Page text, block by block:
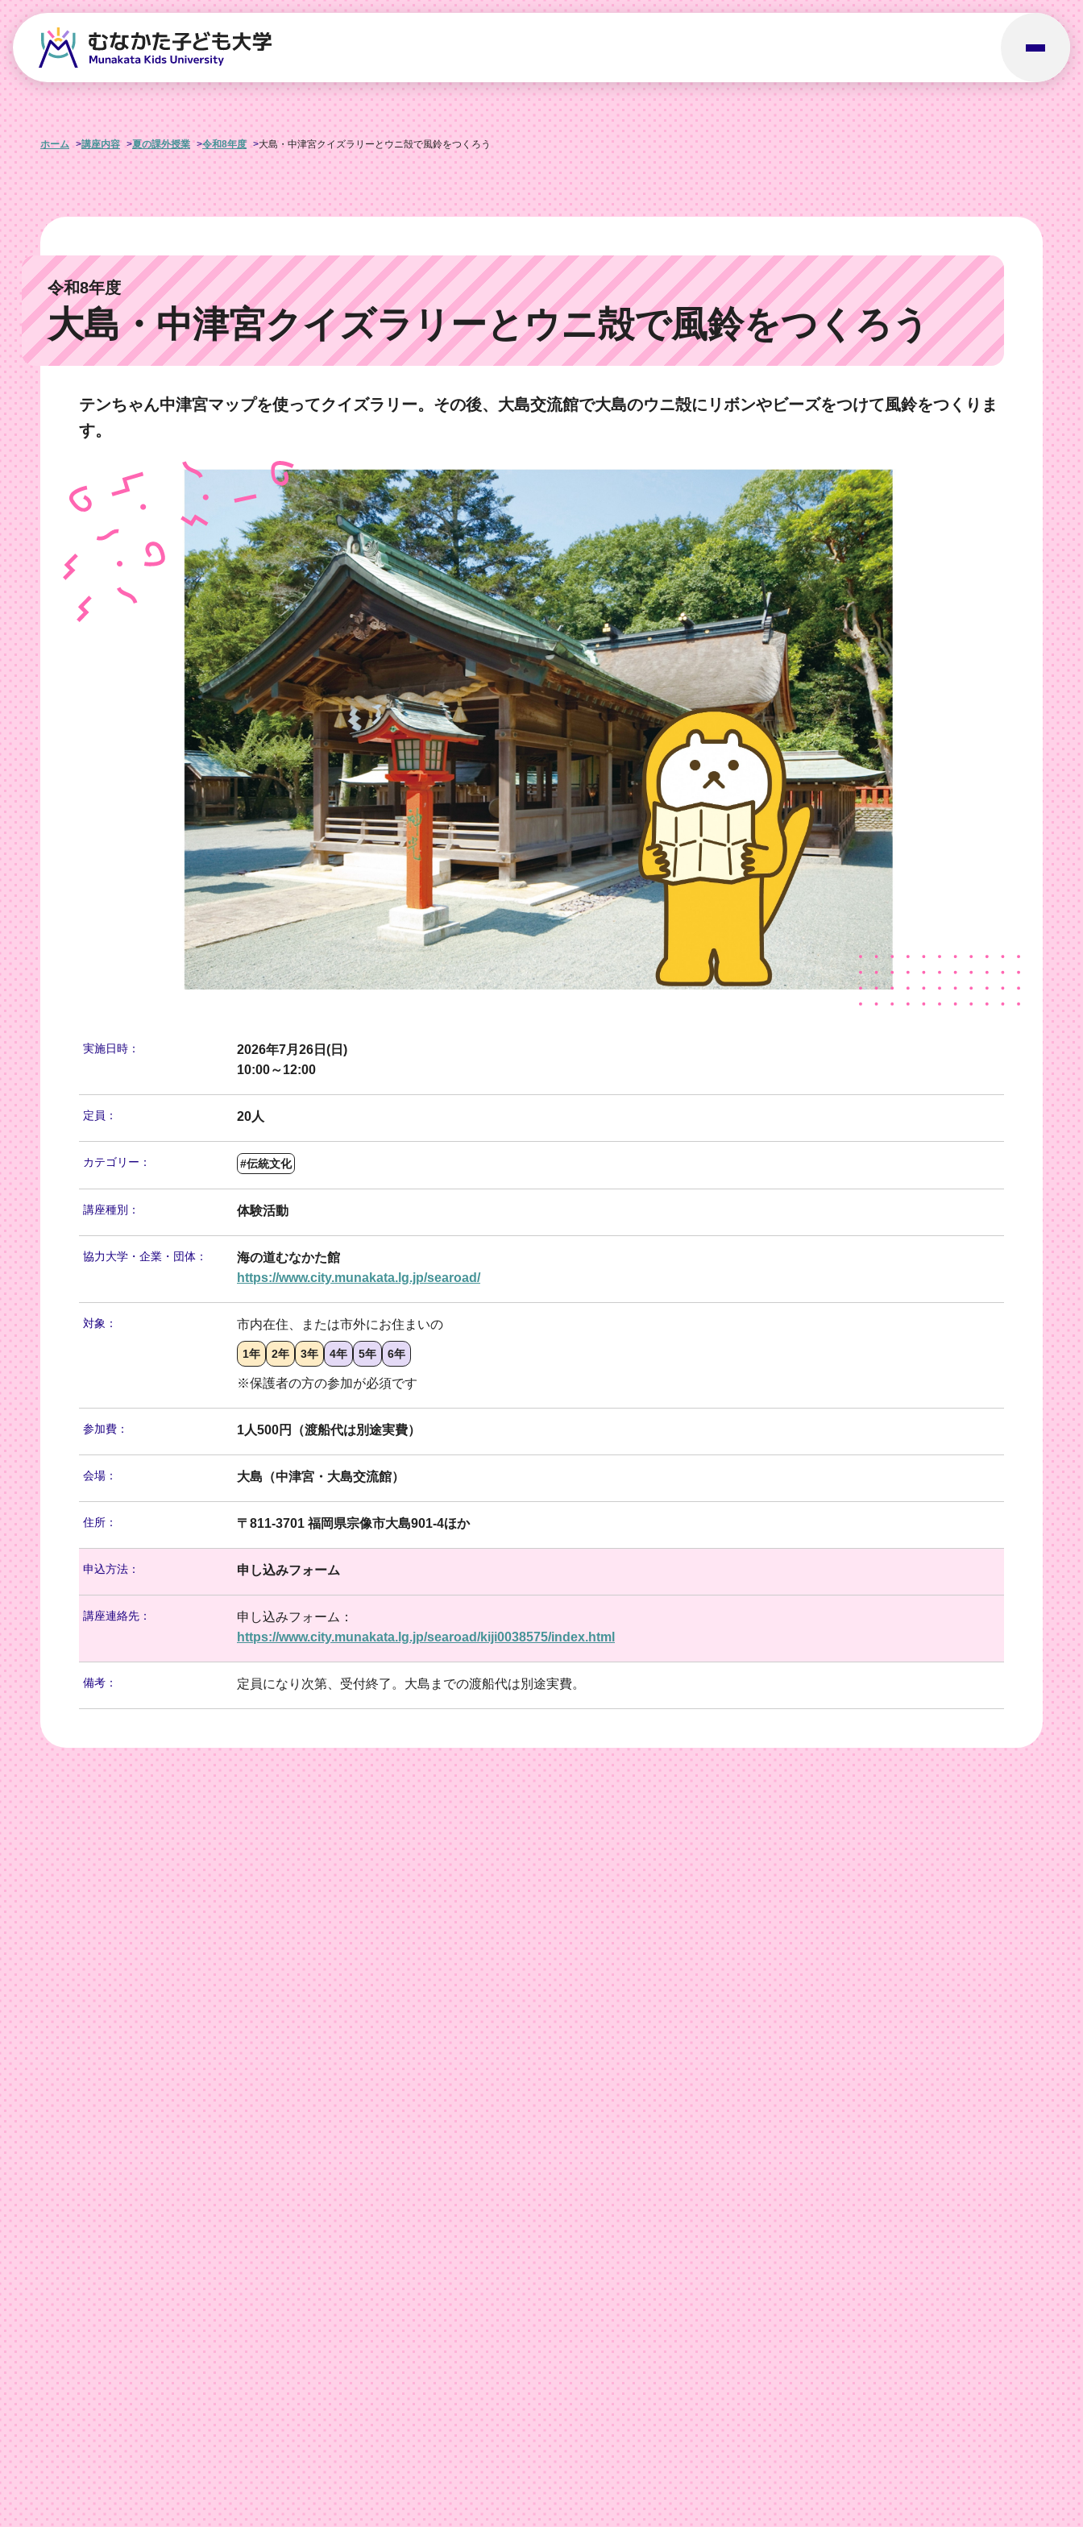
ホーム 講座内容 夏の課外授業 令和8年度 大島・中津宮クイズラリーとウニ殻で風鈴をつくろう
令和8年度
大島・中津宮クイズラリーとウニ殻で風鈴をつくろう
テンちゃん中津宮マップを使ってクイズラリー。その後、大島交流館で大島のウニ殻にリボンやビーズをつけて風鈴をつくりま
す。
実施日時：
2026年7月26日(日)
10:00～12:00
定員： 20人
カテゴリー： #伝統文化
講座種別： 体験活動
協力大学・ 企業・団体：
海の道むなかた館
https://www.city.munakata.lg.jp/searoad/
対象： 市内在住、または市外にお住まいの
1年 2年 3年 4年 5年 6年
※保護者の方の参加が必須です
参加費： 1人500円（渡船代は別途実費）
会場： 大島（中津宮・大島交流館）
住所： 〒811-3701 福岡県宗像市大島901-4ほか
申込方法： 申し込みフォーム
講座連絡先：
申し込みフォーム：
https://www.city.munakata.lg.jp/searoad/kiji0038575/index.html
備考： 定員になり次第、受付終了。大島までの渡船代は別途実費。